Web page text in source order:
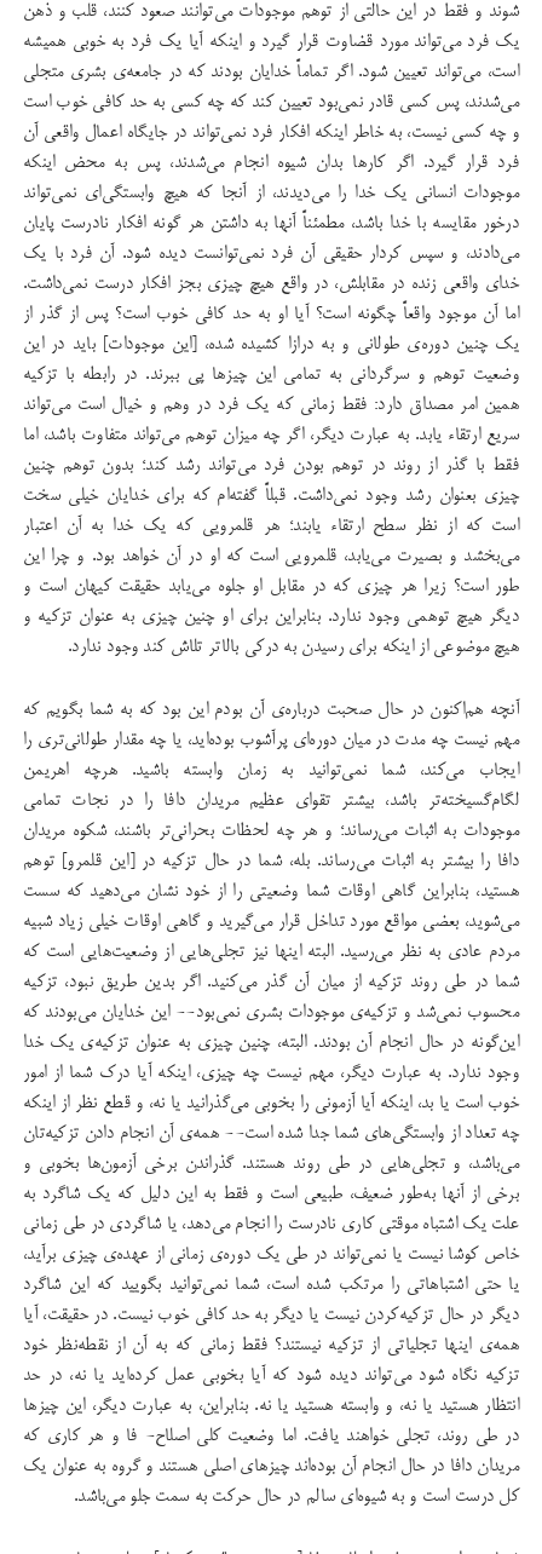
شوند و فقط در این حالتی از توهم موجودات می‌توانند صعود کنند، قلب و ذهن
یک فرد می‌تواند مورد قضاوت قرار گیرد و اینکه آیا یک فرد به خوبی همیشه
است، می‌تواند تعیین شود. اگر تماماً خدایان بودند که در جامعه‌ی بشری متجلی
می‌شدند، پس کسی قادر نمی‌بود تعیین کند که چه کسی به حد کافی خوب است
و چه کسی نیست، به خاطر اینکه افکار فرد نمی‌تواند در جایگاه اعمال واقعی آن
فرد قرار گیرد. اگر کارها بدان شیوه انجام می‌شدند، پس به محض اینکه
موجودات انسانی یک خدا را می‌دیدند، از آنجا که هیچ وابستگی‌ای نمی‌تواند
درخور مقایسه با خدا باشد، مطمئناً آنها به داشتن هر گونه افکار نادرست پایان
می‌دادند، و سپس کردار حقیقی آن فرد نمی‌توانست دیده شود. آن فرد با یک
خدای واقعی زنده در مقابلش، در واقع هیچ چیزی بجز افکار درست نمی‌داشت.
اما آن موجود واقعاً چگونه است؟ آیا او به حد کافی خوب است؟ پس از گذر از
یک چنین دوره‌ی طولانی و به درازا کشیده شده، [این موجودات] باید در این
وضعیت توهم و سرگردانی به تمامی این چیزها پی ببرند. در رابطه با تزکیه
همین امر مصداق دارد: فقط زمانی که یک فرد در وهم و خیال است می‌تواند
سریع ارتقاء یابد. به عبارت دیگر، اگر چه میزان توهم می‌تواند متفاوت باشد، اما
فقط با گذر از روند در توهم بودن فرد می‌تواند رشد کند؛ بدون توهم چنین
چیزی بعنوان رشد وجود نمی‌داشت. قبلاً گفته‌ام که برای خدایان خیلی سخت
است که از نظر سطح ارتقاء یابند؛ هر قلمرویی که یک خدا به آن اعتبار
می‌بخشد و بصیرت می‌یابد، قلمرویی است که او در آن خواهد بود. و چرا این
طور است؟ زیرا هر چیزی که در مقابل او جلوه می‌یابد حقیقت کیهان است و
دیگر هیچ توهمی وجود ندارد. بنابراین برای او چنین چیزی به عنوان تزکیه و
هیچ موضوعی از اینکه برای رسیدن به درکی بالاتر تلاش کند وجود ندارد.
آنچه هم‌اکنون در حال صحبت درباره‌ی آن بودم این بود که به شما بگویم که
مهم نیست چه مدت در میان دوره‌ای پرآشوب بوده‌اید، یا چه مقدار طولانی‌تری را
ایجاب می‌کند، شما نمی‌توانید به زمان وابسته باشید. هرچه اهریمن
لگام‌گسیخته‌تر باشد، بیشتر تقوای عظیم مریدان دافا را در نجات تمامی
موجودات به اثبات می‌رساند؛ و هر چه لحظات بحرانی‌تر باشند، شکوه مریدان
دافا را بیشتر به اثبات می‌رساند. بله، شما در حال تزکیه در ‏[این قلمرو] توهم
هستید، بنابراین گاهی اوقات شما وضعیتی را از خود نشان می‌دهید که سست
می‌شوید، بعضی مواقع مورد تداخل قرار می‌گیرید و گاهی اوقات خیلی زیاد شبیه
مردم عادی به نظر می‌رسید. البته اینها نیز تجلی‌هایی از وضعیت‌هایی است که
شما در طی روند تزکیه از میان آن گذر می‌کنید. اگر بدین طریق نبود، تزکیه
محسوب نمی‌شد و تزکیه‌ی موجودات بشری نمی‌بود-- این خدایان می‌بودند که
این‌گونه در حال انجام آن بودند. البته، چنین چیزی به عنوان تزکیه‌ی یک خدا
وجود ندارد. به عبارت دیگر، مهم نیست چه چیزی، اینکه آیا درک شما از امور
خوب است یا بد، اینکه آیا آزمونی را بخوبی می‌گذرانید یا نه، و قطع نظر از اینکه
چه تعداد از وابستگی‌های شما جدا شده است-- همه‌ی آن انجام دادن تزکیه‌تان
می‌باشد، و تجلی‌هایی در طی روند هستند. گذراندن برخی آزمون‌‌ها بخوبی و
برخی از آنها به‌طور ضعیف، طبیعی است و فقط به این دلیل که یک شاگرد به
علت یک اشتباه موقتی کاری نادرست را انجام می‌دهد، یا شاگردی در طی زمانی
خاص کوشا نیست یا نمی‌تواند در طی یک دوره‌ی زمانی از عهده‌ی چیزی برآید،
یا حتی اشتباهاتی را مرتکب شده است، شما نمی‌توانید بگویید که این شاگرد
دیگر در حال تزکیه‌کردن نیست یا دیگر به حد کافی خوب نیست. در حقیقت، آیا
همه‌‌ی اینها تجلیاتی از تزکیه نیستند؟ فقط زمانی که به آن از نقطه‌نظر خود
تزکیه نگاه شود می‌تواند دیده شود که آیا بخوبی عمل کرده‌اید یا نه، در حد
انتظار هستید یا نه، و وابسته هستید یا نه. بنابراین، به عبارت دیگر، این چیزها
در طی روند، تجلی خواهند یافت. اما وضعیت کلی اصلاح- فا و هر کاری که
مریدان دافا در حال انجام آن بوده‌اند چیزهای اصلی هستند و گروه به عنوان یک
کل درست است و به شیوه‌ای سالم در حال حرکت به سمت جلو می‌باشد.